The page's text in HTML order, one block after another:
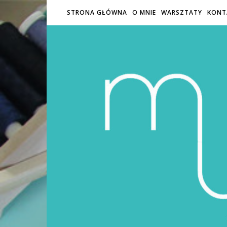
STRONA GŁÓWNA O MNIE WARSZTATY